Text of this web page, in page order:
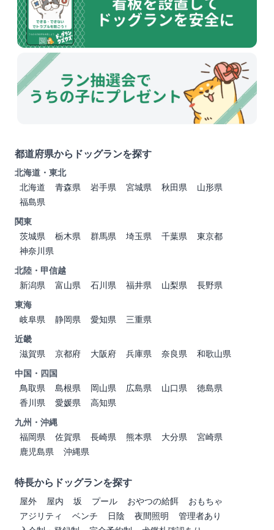
都道府県からドッグランを探す
北海道・東北
北海道
青森県 岩手県 宮城県 秋田県
山形県
福島県
関東
茨城県
栃木県 群馬県 埼玉県 千葉県
東京都
神奈川県
北陸・甲信越
新潟県
富山県 石川県 福井県 山梨県
長野県
東海
岐阜県
静岡県 愛知県
三重県
近畿
滋賀県
京都府 大阪府 兵庫県 奈良県
和歌山県
中国・四国
鳥取県
島根県 岡山県 広島県 山口県
徳島県
香川県
愛媛県
高知県
九州・沖縄
福岡県
佐賀県 長崎県 熊本県 大分県
宮崎県
鹿児島県
沖縄県
特長からドッグランを探す
屋外 屋内 坂 プール おやつの給餌
おもちゃ
アジリティ
ベンチ 日陰 夜間照明
管理者あり